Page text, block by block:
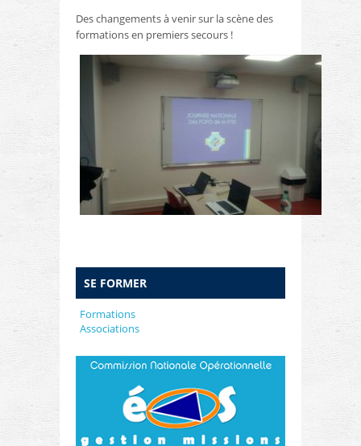
Des changements à venir sur la scène des
formations en premiers secours !
SE FORMER
Formations
Associations